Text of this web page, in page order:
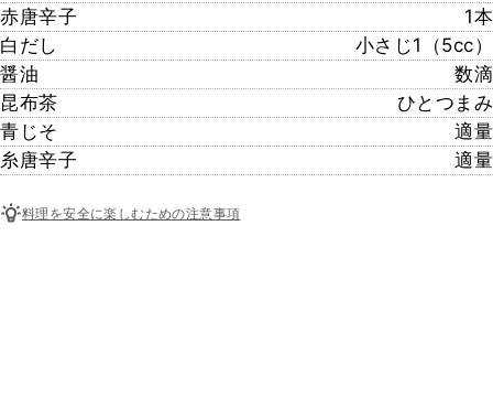
赤唐辛子
1本
白だし
小さじ1（5cc）
醤油
数滴
昆布茶
ひとつまみ
青じそ
適量
糸唐辛子
適量
料理を安全に楽しむための注意事項